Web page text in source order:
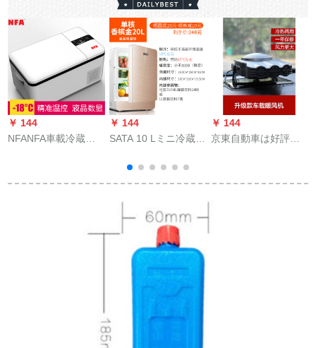
￥ 144
NFANFA車載冷蔵庫
冷凍小冷蔵庫21 L大
￥ 144
SATA 10 Lミニ冷蔵庫
学生寮用冷蔵庫用化
粧品小型シゲル20 L
シングルゴルード
￥ 144
京東自動車は好評で
ヒヒータで雪除霧器